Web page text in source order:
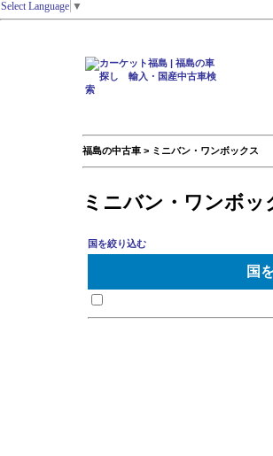
Select Language ▼
福島の中古車 > ミニバン・ワンボックス
ミニバン・ワンボッ
国を絞り込む
国